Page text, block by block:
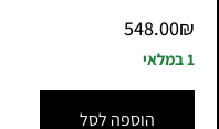
548.00₪
1 במלאי
הוספה לסל